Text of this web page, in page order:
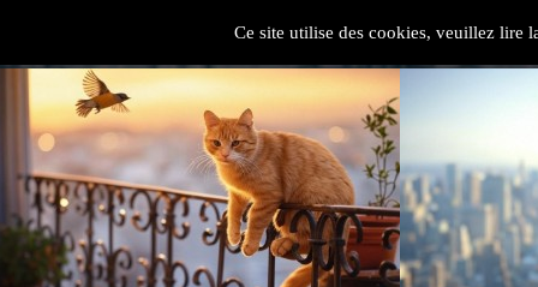
Ce site utilise des cookies, veuillez lire